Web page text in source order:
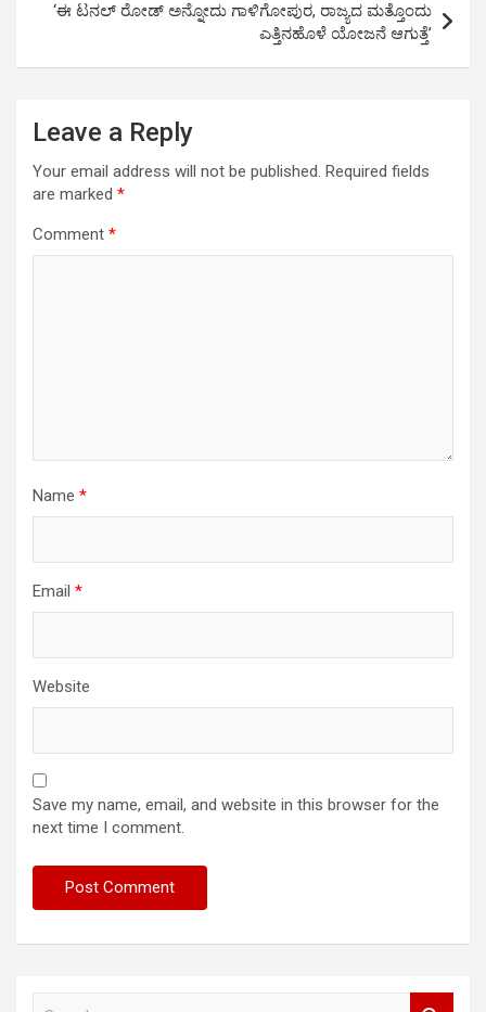
‘ಈ ಟನಲ್‌ ರೋಡ್‌ ಅನ್ನೋದು ಗಾಳಿಗೋಪುರ, ರಾಜ್ಯದ ಮತ್ತೊಂದು
ಎತ್ತಿನಹೊಳೆ ಯೋಜನೆ ಆಗುತ್ತೆ’
Leave a Reply
Your email address will not be published. Required fields
are marked *
Comment *
Name *
Email *
Website
Save my name, email, and website in this browser for the
next time I comment.